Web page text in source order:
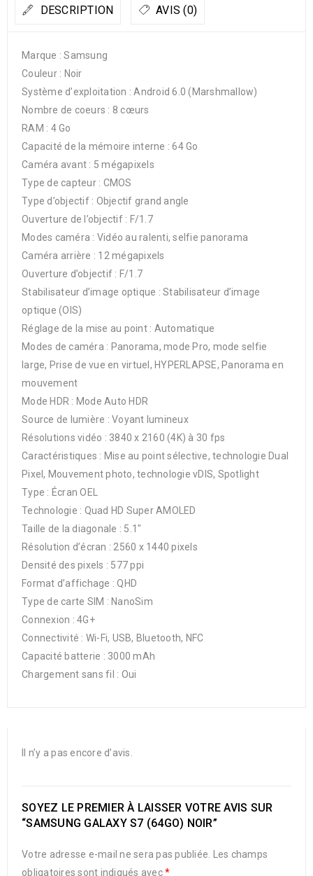
DESCRIPTION AVIS (0)
Marque : Samsung
Couleur : Noir
Système d’exploitation : Android 6.0 (Marshmallow)
Nombre de coeurs : 8 cœurs
RAM : 4 Go
Capacité de la mémoire interne : 64 Go
Caméra avant : 5 mégapixels
Type de capteur : CMOS
Type d’objectif : Objectif grand angle
Ouverture de l’objectif : F/1.7
Modes caméra : Vidéo au ralenti, selfie panorama
Caméra arrière : 12 mégapixels
Ouverture d’objectif : F/1.7
Stabilisateur d’image optique : Stabilisateur d’image
optique (OIS)
Réglage de la mise au point : Automatique
Modes de caméra : Panorama, mode Pro, mode selfie
large, Prise de vue en virtuel, HYPERLAPSE, Panorama en
mouvement
Mode HDR : Mode Auto HDR
Source de lumière : Voyant lumineux
Résolutions vidéo : 3840 x 2160 (4K) à 30 fps
Caractéristiques : Mise au point sélective, technologie Dual
Pixel, Mouvement photo, technologie vDIS, Spotlight
Type : Écran OEL
Technologie : Quad HD Super AMOLED
Taille de la diagonale : 5.1″
Résolution d’écran : 2560 x 1440 pixels
Densité des pixels : 577 ppi
Format d’affichage : QHD
Type de carte SIM : NanoSim
Connexion : 4G+
Connectivité : Wi-Fi, USB, Bluetooth, NFC
Capacité batterie : 3000 mAh
Chargement sans fil : Oui
Il n’y a pas encore d’avis.
SOYEZ LE PREMIER À LAISSER VOTRE AVIS SUR
“SAMSUNG GALAXY S7 (64GO) NOIR”
Votre adresse e-mail ne sera pas publiée.
Les champs
obligatoires sont indiqués avec*